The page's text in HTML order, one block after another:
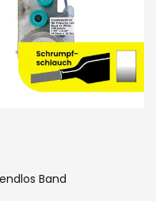
Band